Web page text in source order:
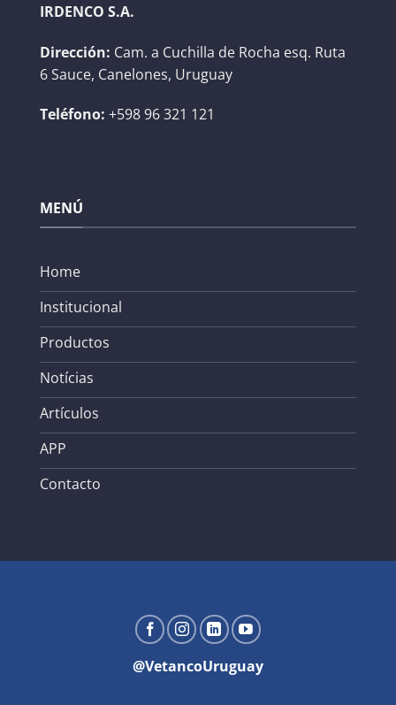
IRDENCO S.A.
Dirección: Cam. a Cuchilla de Rocha esq. Ruta
6 Sauce, Canelones, Uruguay
Teléfono: +598 96 321 121
MENÚ
Home
Institucional
Productos
Notícias
Artículos
APP
Contacto
@VetancoUruguay